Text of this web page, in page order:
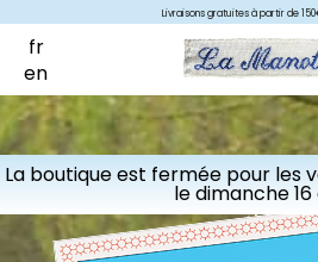
La boutique est fermée pour les
le dimanche
Livraisons gratuites à partir de
fr
en